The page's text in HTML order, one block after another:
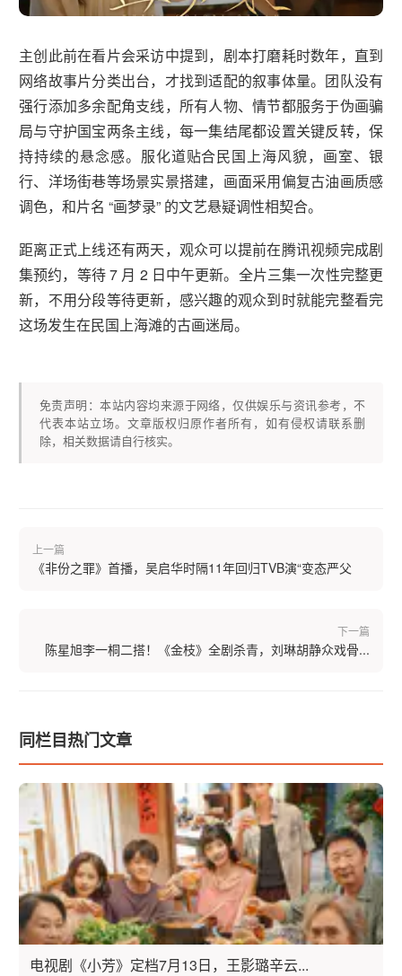
主创此前在看片会采访中提到，剧本打磨耗时数年，直到
网络故事片分类出台，才找到适配的叙事体量。团队没有
强行添加多余配角支线，所有人物、情节都服务于伪画骗
局与守护国宝两条主线，每一集结尾都设置关键反转，保
持持续的悬念感。服化道贴合民国上海风貌，画室、银
行、洋场街巷等场景实景搭建，画面采用偏复古油画质感
调色，和片名 “画梦录” 的文艺悬疑调性相契合。
距离正式上线还有两天，观众可以提前在腾讯视频完成剧
集预约，等待 7 月 2 日中午更新。全片三集一次性完整更
新，不用分段等待更新，感兴趣的观众到时就能完整看完
这场发生在民国上海滩的古画迷局。
免责声明：本站内容均来源于网络，仅供娱乐与资讯参考，不
代表本站立场。文章版权归原作者所有，如有侵权请联系删
除，相关数据请自行核实。
上一篇
《非份之罪》首播，吴启华时隔11年回归TVB演“变态严父
下一篇
陈星旭李一桐二搭！《金枝》全剧杀青，刘琳胡静众戏骨...
同栏目热门文章
电视剧《小芳》定档7月13日，王影璐辛云...